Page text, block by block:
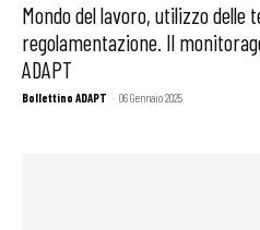
Mondo del lavoro, utilizzo delle
regolamentazione. Il
ADAPT
Bollettino ADAPT - 06 Gennaio 2025